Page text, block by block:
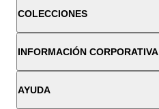
COLECCIONES
INFORMACIÓN CORPORATIVA
AYUDA